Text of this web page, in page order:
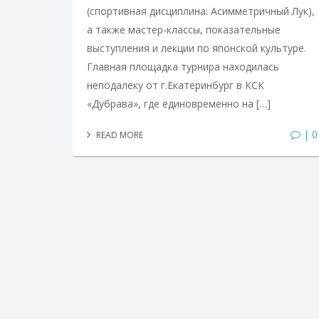
(спортивная дисциплина: Асимметричный Лук),
а также мастер-классы, показательные
выступления и лекции по японской культуре.
Главная площадка турнира находилась
неподалеку от г.Екатеринбург в КСК
«Дубрава», где единовременно на […]
READ MORE | 0